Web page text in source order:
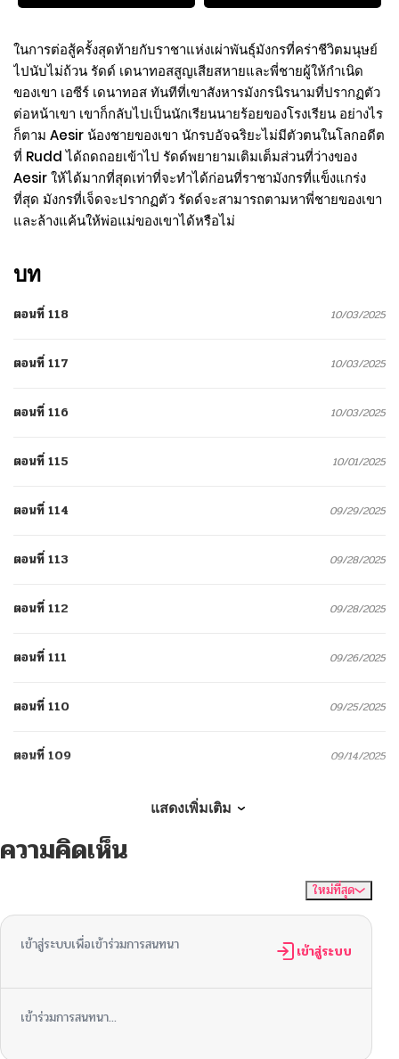
ในการต่อสู้ครั้งสุดท้ายกับราชาแห่งเผ่าพันธุ์มังกรที่คร่าชีวิตมนุษย์
ไปนับไม่ถ้วน รัดด์ เดนาทอสสูญเสียสหายและพี่ชายผู้ให้กำเนิด
ของเขา เอซีร์ เดนาทอส ทันทีที่เขาสังหารมังกรนิรนามที่ปรากฏตัว
ต่อหน้าเขา เขาก็กลับไปเป็นนักเรียนนายร้อยของโรงเรียน อย่างไร
ก็ตาม Aesir น้องชายของเขา นักรบอัจฉริยะไม่มีตัวตนในโลกอดีต
ที่ Rudd ได้ถดถอยเข้าไป รัดด์พยายามเติมเต็มส่วนที่ว่างของ
Aesir ให้ได้มากที่สุดเท่าที่จะทำได้ก่อนที่ราชามังกรที่แข็งแกร่ง
ที่สุด มังกรที่เจ็ดจะปรากฏตัว รัดด์จะสามารถตามหาพี่ชายของเขา
และล้างแค้นให้พ่อแม่ของเขาได้หรือไม่
บท
ตอนที่ 118 10/03/2025
ตอนที่ 117 10/03/2025
ตอนที่ 116 10/03/2025
ตอนที่ 115 10/01/2025
ตอนที่ 114 09/29/2025
ตอนที่ 113 09/28/2025
ตอนที่ 112 09/28/2025
ตอนที่ 111 09/26/2025
ตอนที่ 110 09/25/2025
ตอนที่ 109 09/14/2025
ตอนที่ 107
09/10/2025
ตอนที่ 105 09/10/2025
09/10/2025
แสดงเพิ่มเติม
ความคิดเห็น
ใหม่ที่สุด
เข้าสู่ระบบเพื่อเข้าร่วมการสนทนา เข้าสู่ระบบ
เข้าร่วมการสนทนา...